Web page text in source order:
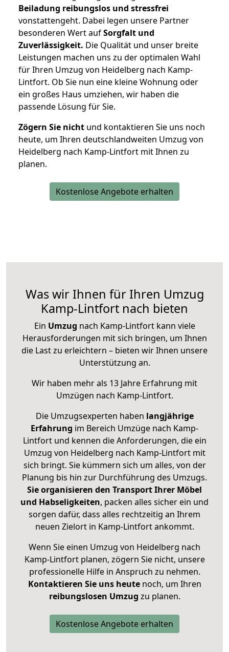
Beiladung reibungslos und stressfrei
vonstattengeht. Dabei legen unsere Partner
besonderen Wert aufSorgfalt und
Zuverlässigkeit. Die Qualität und unser breite
Leistungen machen uns zu der optimalen Wahl
für Ihren Umzug von Heidelberg nach Kamp-
Lintfort. Ob Sie nun eine kleine Wohnung oder
ein großes Haus umziehen, wir haben die
passende Lösung für Sie.
Zögern Sie nicht und kontaktieren Sie uns noch
heute, um Ihren deutschlandweiten Umzug von
Heidelberg nach Kamp-Lintfort mit Ihnen zu
planen.
Kostenlose Angebote erhalten
Was wir Ihnen für Ihren Umzug
Kamp-Lintfort nach bieten
Ein Umzug nach Kamp-Lintfort kann viele
Herausforderungen mit sich bringen, um Ihnen
die Last zu erleichtern – bieten wir Ihnen unsere
Unterstützung an.
Wir haben mehr als 13 Jahre Erfahrung mit
Umzügen nach Kamp-Lintfort.
Die Umzugsexperten haben langjährige
Erfahrung im Bereich Umzüge nach Kamp-
Lintfort und kennen die Anforderungen, die ein
Umzug von Heidelberg nach Kamp-Lintfort mit
sich bringt. Sie kümmern sich um alles, von der
Planung bis hin zur Durchführung des Umzugs.
Sie organisieren den Transport Ihrer Möbel
und Habseligkeiten, packen alles sicher ein und
sorgen dafür, dass alles rechtzeitig an Ihrem
neuen Zielort in Kamp-Lintfort ankommt.
Wenn Sie einen Umzug von Heidelberg nach
Kamp-Lintfort planen, zögern Sie nicht, unsere
professionelle Hilfe in Anspruch zu nehmen.
Kontaktieren Sie uns heutenoch, um Ihren
reibungslosen Umzug zu planen.
Kostenlose Angebote erhalten